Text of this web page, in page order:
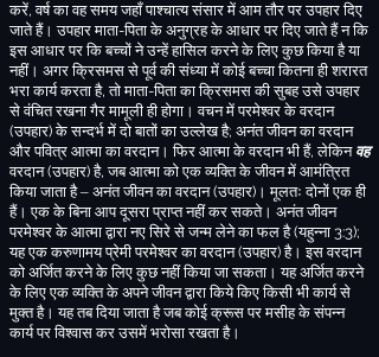
करें,वर्ष का वह समय जहाँ पाश्चात्य संसार में आम तौर पर उपहार दिए
जाते हैं। उपहार माता-पिता के अनुग्रह के आधार पर दिए जाते हैं न कि
इस आधार पर कि बच्चों ने उन्हें हासिल करने के लिए कुछ किया है या
नहीं। अगर क्रिसमस से पूर्व की संध्या में कोई बच्चा कितना हीशरारत
भरा कार्य करता है,तो माता-पिता का क्रिसमस की सुबह उसे उपहार
से वंचित रखना गैर मामूली ही होगा । वचन में परमेश्वर के वरदान
(उपहार)के सन्दर्भ में दो बातों का उल्लेख है; अनंत जीवन का वरदान
और पवित्र आत्मा का वरदान। फिर आत्मा के वरदान भी हैं,लेकिन वह
वरदान(उपहार)है,जब आत्मा को एक व्यक्ति के जीवन में आमंत्रित
किया जाता है – अनंत जीवन का वरदान(उपहार) । मूलतः दोनों एक ही
हैं। एक के बिना आप दूसरा प्राप्त नहीं कर सकते। अनंत जीवन
परमेश्वर के आत्मा द्वारा नए सिरे से जन्म लेने काफल है(यहुन्ना 3:3);
यह एक करुणामय प्रेमी परमेश्वर का वरदान(उपहार)है। इस वरदान
को अर्जित करने के लिए कुछ नहीं किया जा सकता। यह अर्जित करने
के लिए एक व्यक्ति के अपने जीवन द्वारा किये किए किसी भी कार्य से
मुक्त है। यह तब दिया जाता है जब कोई क्रूस पर मसीह के संपन्न
कार्य पर विश्वास कर उसमें भरोसा रखता है।